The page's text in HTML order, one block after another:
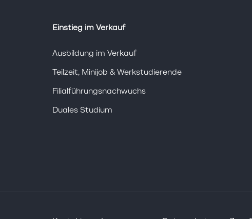
Einstieg im Verkauf
Ausbildung im Verkauf
Teilzeit, Minijob & Werkstudierende
Filialführungsnachwuchs
Duales Studium